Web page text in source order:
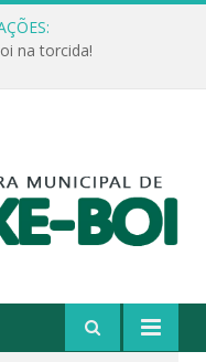
na torcida!